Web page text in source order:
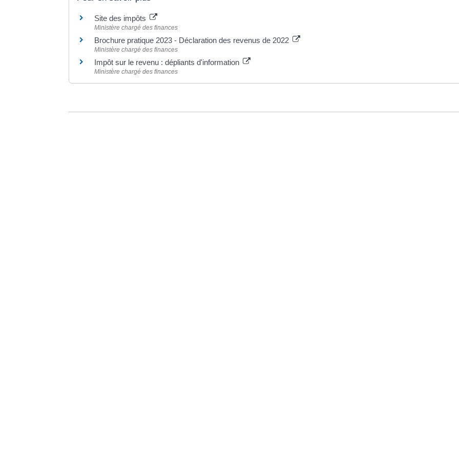
Site des impôts
Ministère chargé des finances
Brochure pratique 2023 - Déclaration des revenus de 2022
Ministère chargé des finances
Impôt sur le revenu : dépliants d'information
Ministère chargé des finances